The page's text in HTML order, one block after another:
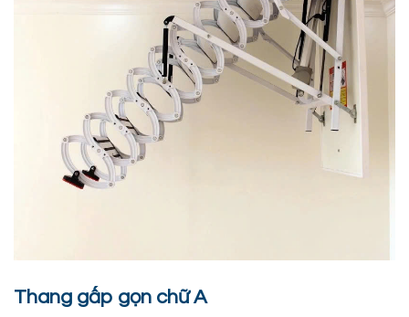
Thang gấp gọn chữ A